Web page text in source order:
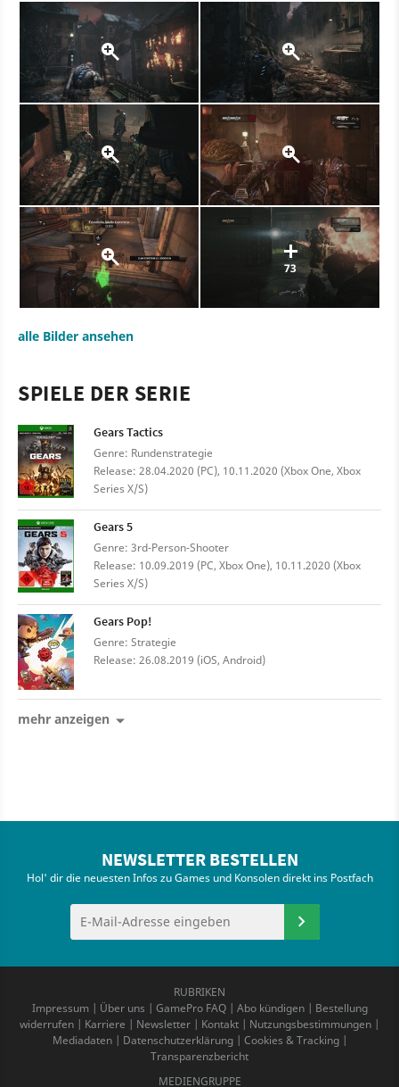
73
alle Bilder ansehen
SPIELE DER SERIE
Gears Tactics
Genre: Rundenstrategie
Release: 28.04.2020 (PC), 10.11.2020 (Xbox One, Xbox
Series X/S)
Gears 5
Genre: 3rd-Person-Shooter
Release: 10.09.2019 (PC, Xbox One), 10.11.2020 (Xbox
Series X/S)
Gears Pop!
Genre: Strategie
Release: 26.08.2019 (iOS, Android)
mehr anzeigen
NEWSLETTER BESTELLEN
Hol' dir die neuesten Infos zu Games und Konsolen direkt ins Postfach
RUBRIKEN
Impressum| Über uns | GamePro FAQ| Abo kündigen| Bestellung
widerrufen | Karriere | Newsletter | Kontakt | Nutzungsbestimmungen |
Mediadaten| Datenschutzerklärung| Cookies & Tracking|
Transparenzbericht
MEDIENGRUPPE